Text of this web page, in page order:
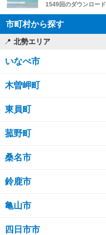
1549回のダウンロード
市町村から探す
北勢エリア
いなべ市
木曽岬町
東員町
菰野町
桑名市
鈴鹿市
亀山市
四日市市